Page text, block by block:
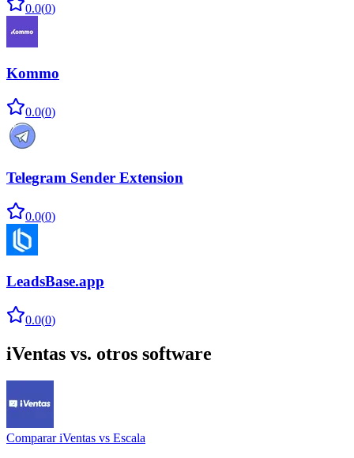
0.0(0)
Kommo
0.0(0)
Telegram Sender Extension
0.0(0)
LeadsBase.app
0.0(0)
iVentas vs. otros software
Comparar iVentas vs Escala